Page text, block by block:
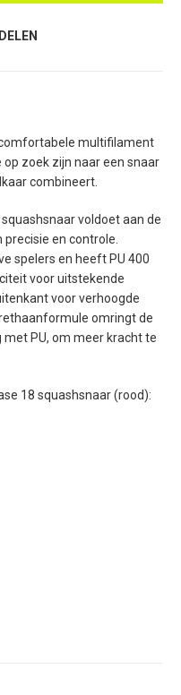
DELEN
multifilament
zoek zijn naar een snaar
combineert.
voldoet aan de
en controle.
spelers en heeft PU 400
voor uitstekende
voor verhoogde
omringt de
PU, om meer kracht te
18 squashsnaar (rood):